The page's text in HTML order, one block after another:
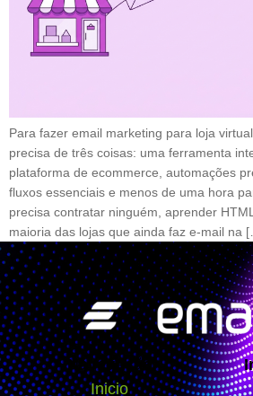
Para fazer email marketing para loja
precisa de três coisas: uma ferramenta
plataforma de ecommerce, automações
fluxos essenciais e menos de uma hora
precisa contratar ninguém, aprender
maioria das lojas que ainda faz e-mail na
Navegação
Inicio